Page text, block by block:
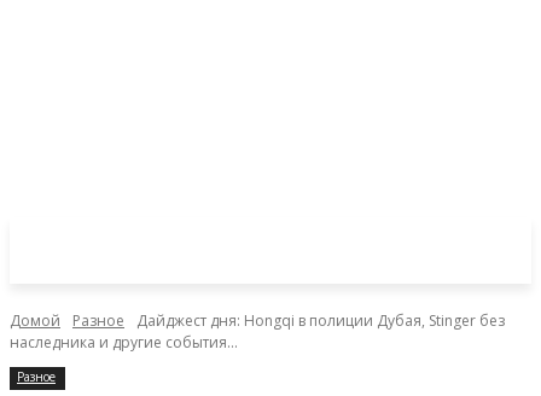
Домой Разное
Дайджест дня: Hongqi в полиции Дубая, Stinger без
наследника и другие события...
Разное